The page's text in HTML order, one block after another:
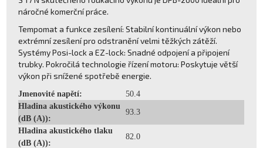
náročné komerční práce.
Tempomat a funkce zesílení: Stabilní kontinuální výkon nebo
extrémní zesílení pro odstranění velmi těžkých zátěží.
Systémy Posi-lock a EZ-lock: Snadné odpojení a připojení
trubky. Pokročilá technologie řízení motoru: Poskytuje větší
výkon při snížené spotřebě energie.
Jmenovité napětí:
50.4
Hladina akustického výkonu
(dB (A)):
93.3
Hladina akustického tlaku
(dB (A)):
82.0